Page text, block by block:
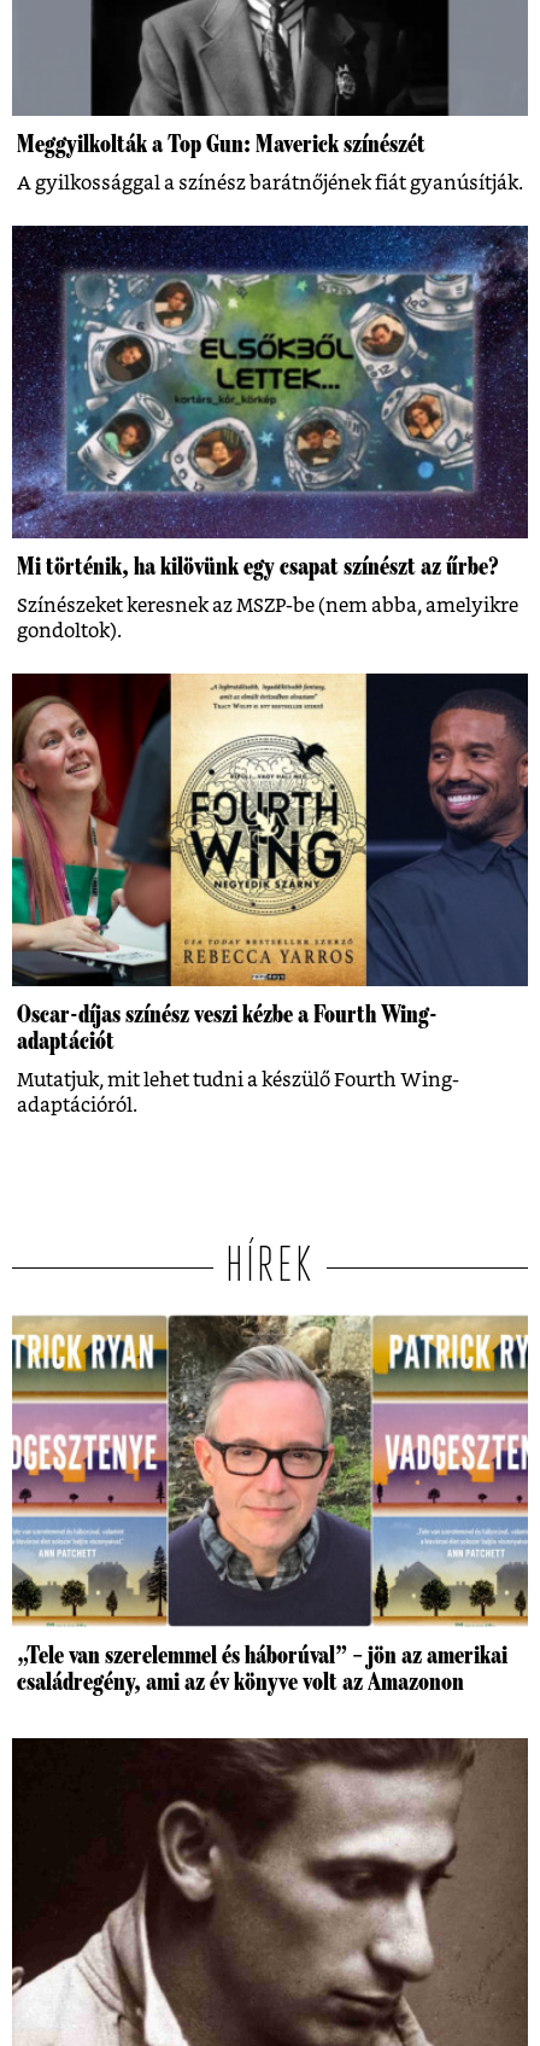
Meggyilkolták a Top Gun: Maverick színészét
A gyilkossággal a színész barátnőjének fiát gyanúsítják.
Mi történik, ha kilövünk egy csapat színészt az űrbe?
Színészeket keresnek az MSZP-be (nem abba, amelyikre
gondoltok).
Oscar-díjas színész veszi kézbe a Fourth Wing-
adaptációt
Mutatjuk, mit lehet tudni a készülő Fourth Wing-
adaptációról.
HÍREK
„Tele van szerelemmel és háborúval” – jön az amerikai
családregény, ami az év könyve volt az Amazonon